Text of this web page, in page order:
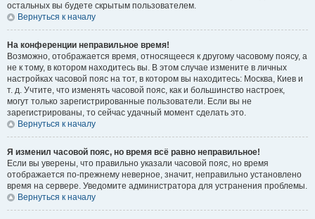
остальных вы будете скрытым пользователем.
Вернуться к началу
На конференции неправильное время!
Возможно, отображается время, относящееся к другому часовому поясу, а
не к тому, в котором находитесь вы. В этом случае измените в личных
настройках часовой пояс на тот, в котором вы находитесь: Москва, Киев и
т. д. Учтите, что изменять часовой пояс, как и большинство настроек,
могут только зарегистрированные пользователи. Если вы не
зарегистрированы, то сейчас удачный момент сделать это.
Вернуться к началу
Я изменил часовой пояс, но время всё равно неправильное!
Если вы уверены, что правильно указали часовой пояс, но время
отображается по-прежнему неверное, значит, неправильно установлено
время на сервере. Уведомите администратора для устранения проблемы.
Вернуться к началу